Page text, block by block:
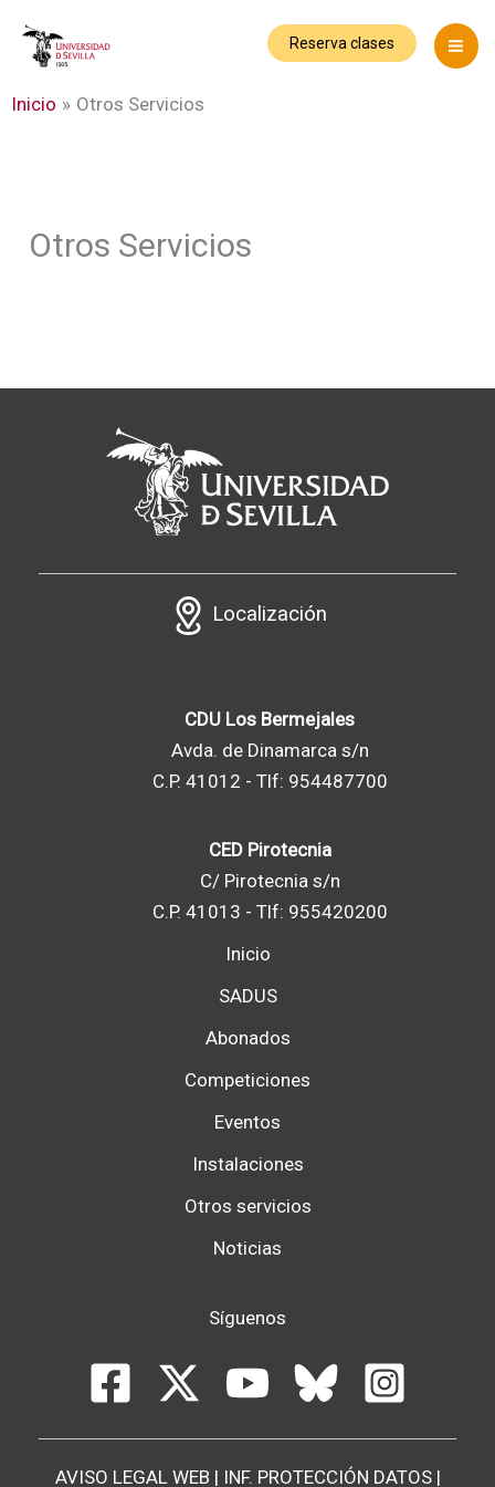
Reserva clases
Inicio Otros Servicios
Otros Servicios
Localización
CDU Los Bermejales
Avda. de Dinamarca s/n
C.P. 41012 - Tlf: 954487700
CED Pirotecnia
C/ Pirotecnia s/n
C.P. 41013 - Tlf: 955420200
Inicio
SADUS
Abonados
Competiciones
Eventos
Instalaciones
Otros servicios
Noticias
Síguenos
AVISO LEGAL WEB | INF. PROTECCIÓN DATOS|